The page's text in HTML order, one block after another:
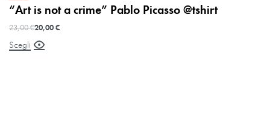
“Art is not a crime” Pablo Picasso @tshirt
23,00€20,00€
Scegli